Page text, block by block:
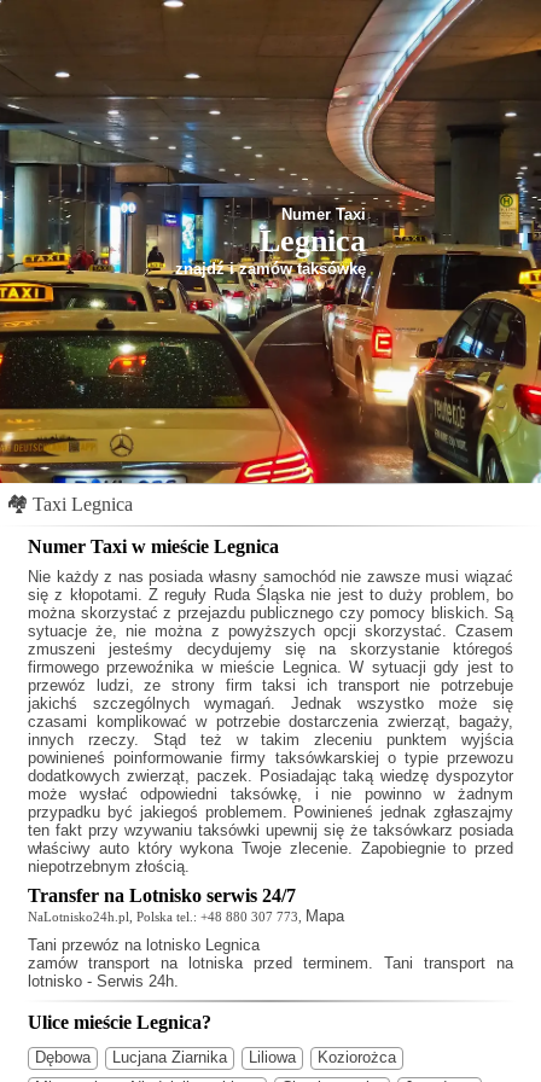
Numer Taxi
Legnica
znajdź i zamów taksówkę
🏘 Taxi Legnica
Numer Taxi w mieście Legnica
Nie każdy z nas posiada własny samochód nie zawsze musi wiązać
się z kłopotami. Z reguły Ruda Śląska nie jest to duży problem, bo
można skorzystać z przejazdu publicznego czy pomocy bliskich. Są
sytuacje że, nie można z powyższych opcji skorzystać. Czasem
zmuszeni jesteśmy decydujemy się na skorzystanie któregoś
firmowego przewoźnika w mieście Legnica. W sytuacji gdy jest to
przewóz ludzi, ze strony firm taksi ich transport nie potrzebuje
jakichś szczególnych wymagań. Jednak wszystko może się
czasami komplikować w potrzebie dostarczenia zwierząt, bagaży,
innych rzeczy. Stąd też w takim zleceniu punktem wyjścia
powinieneś poinformowanie firmy taksówkarskiej o typie przewozu
dodatkowych zwierząt, paczek. Posiadając taką wiedzę dyspozytor
może wysłać odpowiedni taksówkę, i nie powinno w żadnym
przypadku być jakiegoś problemem. Powinieneś jednak zgłaszajmy
ten fakt przy wzywaniu taksówki upewnij się że taksówkarz posiada
właściwy auto który wykona Twoje zlecenie. Zapobiegnie to przed
niepotrzebnym złością.
Transfer na Lotnisko serwis 24/7
NaLotnisko24h.pl, Polska tel.: +48 880 307 773, Mapa
Tani przewóz na lotnisko Legnica
zamów transport na lotniska przed terminem. Tani transport na
lotnisko - Serwis 24h.
Ulice mieście Legnica?
Dębowa Lucjana Ziarnika Liliowa
Koziorożca